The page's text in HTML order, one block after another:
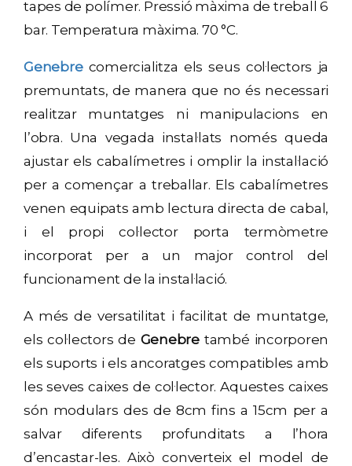
tapes de polímer. Pressió màxima de treball 6
bar. Temperatura màxima. 70 °C.
Genebre comercialitza els seus col·lectors ja
premuntats, de manera que no és necessari
realitzar muntatges ni manipulacions en
l’obra. Una vegada instal·lats només queda
ajustar els cabalímetres i omplir la instal·lació
per a començar a treballar. Els cabalímetres
venen equipats amb lectura directa de cabal,
i el propi col·lector porta termòmetre
incorporat per a un major control del
funcionament de la instal·lació.
A més de versatilitat i facilitat de muntatge,
els col·lectors de Genebretambé incorporen
els suports i els ancoratges compatibles amb
les seves caixes de col·lector. Aquestes caixes
són modulars des de 8cm fins a 15cm per a
salvar diferents profunditats a l’hora
d’encastar-les. Això converteix el model de